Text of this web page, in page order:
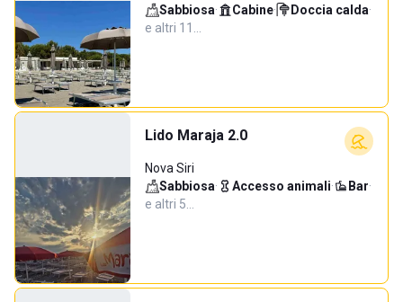
Sabbiosa· Cabine· Doccia calda·
e altri 11…
Lido Maraja 2.0
Nova Siri
Sabbiosa· Accesso animali· Bar·
e altri 5…